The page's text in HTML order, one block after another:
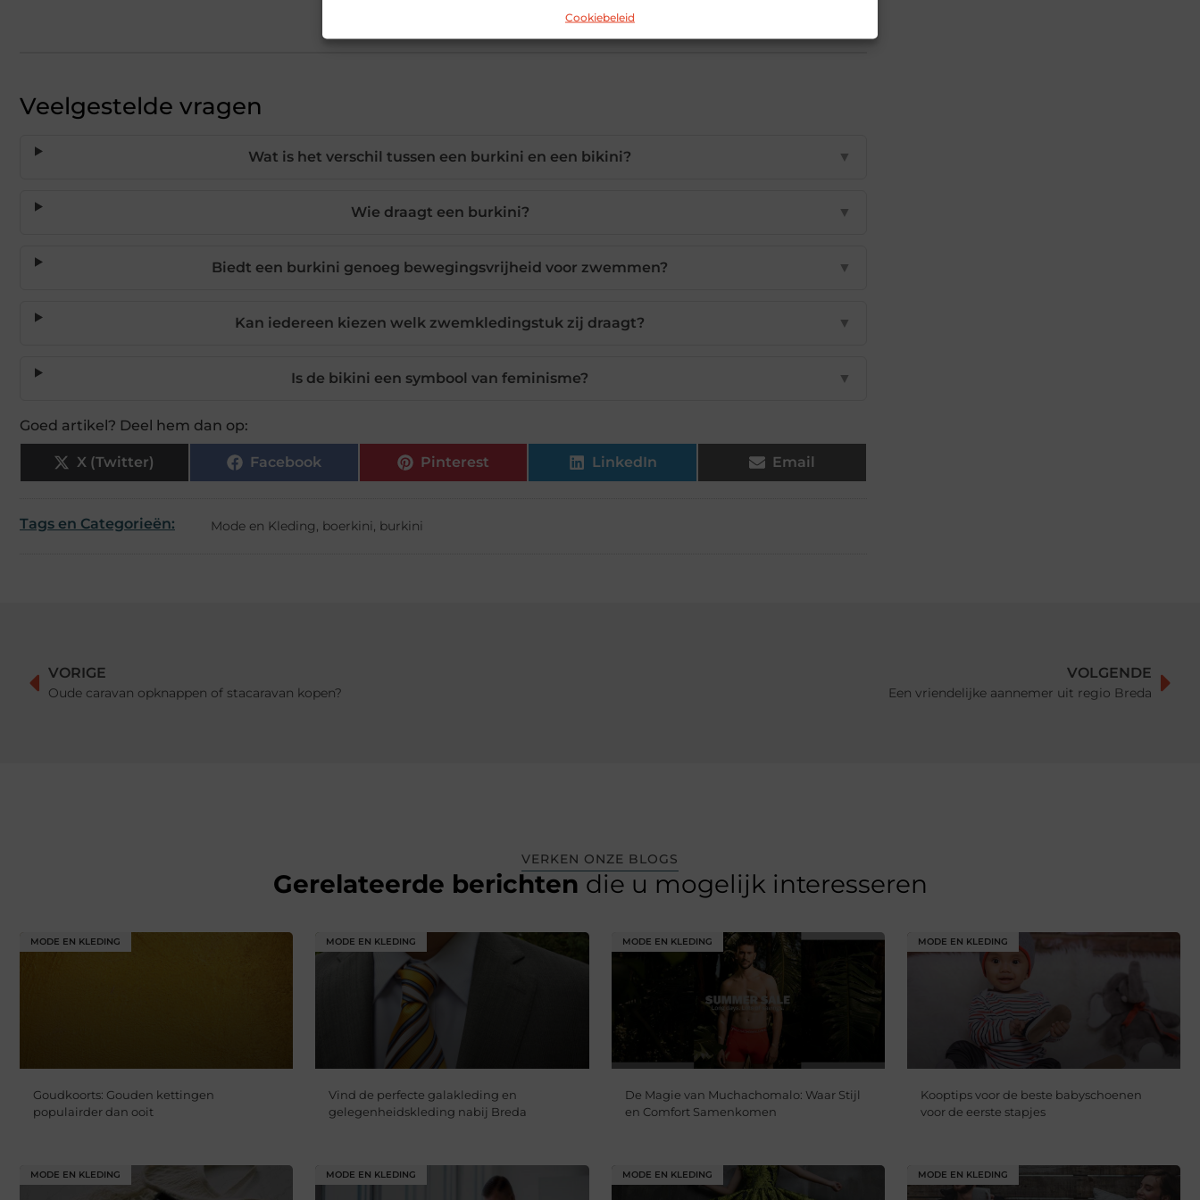
Cookiebeleid
Veelgestelde vragen
Wat is het verschil tussen een burkini en een bikini? ▼
Wie draagt een burkini? ▼
Biedt een burkini genoeg bewegingsvrijheid voor zwemmen? ▼
Kan iedereen kiezen welk zwemkledingstuk zij draagt? ▼
Is de bikini een symbool van feminisme? ▼
Goed artikel? Deel hem dan op:
X (Twitter) Facebook Pinterest LinkedIn Email
Tags en Categorieën: Mode en Kleding, boerkini, burkini
VORIGE
Oude caravan opknappen of stacaravan kopen?
VOLGENDE
Een vriendelijke aannemer uit regio Breda
VERKEN ONZE BLOGS
Gerelateerde berichten die u mogelijk interesseren
MODE EN KLEDING
Goudkoorts: Gouden kettingen
populairder dan ooit
MODE EN KLEDING
Vind de perfecte galakleding en
gelegenheidskleding nabij Breda
MODE EN KLEDING
De Magie van Muchachomalo: Waar Stijl
en Comfort Samenkomen
MODE EN KLEDING
Kooptips voor de beste babyschoenen
voor de eerste stapjes
MODE EN KLEDING MODE EN KLEDING MODE EN KLEDING MODE EN KLEDING